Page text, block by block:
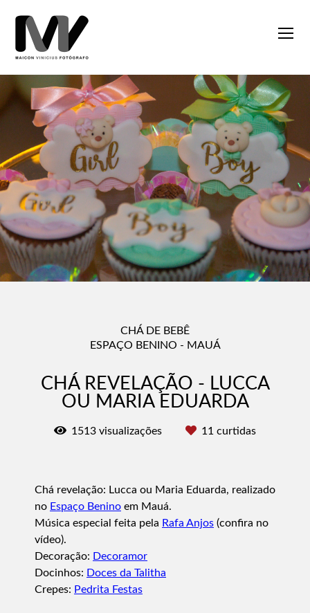
CHÁ DE BEBÊ
ESPAÇO BENINO - MAUÁ
CHÁ REVELAÇÃO - LUCCA
OU MARIA EDUARDA
1513 visualizações 11 curtidas
Chá revelação: Lucca ou Maria Eduarda, realizado
no Espaço Benino em Mauá.
Música especial feita pela Rafa Anjos (confira no
vídeo).
Decoração: Decoramor
Docinhos: Doces da Talitha
Crepes: Pedrita Festas